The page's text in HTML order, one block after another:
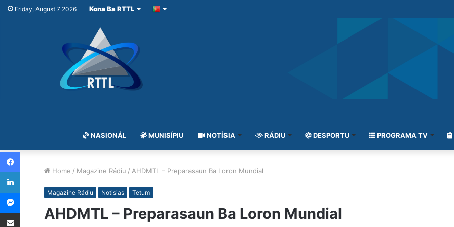
Friday, August 7 2026 Kona Ba RTTL
NASIONÁL MUNISÍPIU NOTÍSIA RÁDIU DESPORTU PROGRAMA TV
Home / Magazine Rádiu / AHDMTL – Preparasaun Ba Loron Mundial
Magazine Rádiu Notisias Tetum
AHDMTL – Preparasaun Ba Loron Mundial
Facebook
LinkedIn
Messenger